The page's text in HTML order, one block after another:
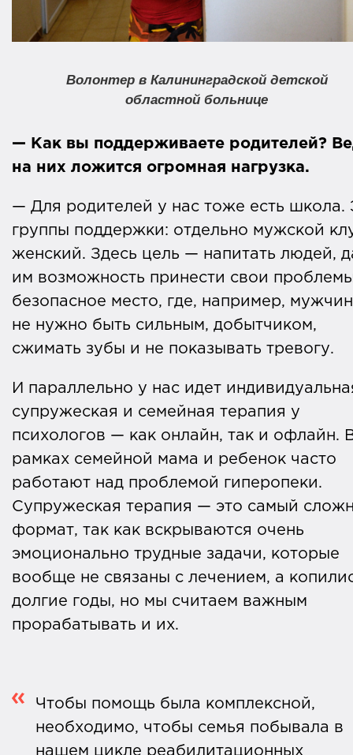
Волонтер в Калининградской детской
областнойбольнице
— Как вы поддерживаете родителей?
на них ложится огромная нагрузка.
— Для родителей у нас тоже есть школа.
группы поддержки: отдельно мужской
женский. Здесь цель — напитать людей,
им возможность принести свои
безопасное место, где, например,
не нужно быть сильным, добытчиком,
сжимать зубы и не показывать тревогу.
И параллельно у нас идет
супружеская и семейная терапия у
психологов — как онлайн, так и офлайн.
рамках семейной мама и ребенок часто
работают над проблемой гиперопеки.
Супружеская терапия — это самый
формат, так как вскрываются очень
эмоционально трудные задачи, которые
вообще не связаны с лечением, а
долгие годы, но мы считаем важным
прорабатывать и их.
Чтобы помощь была комплексной,
необходимо, чтобы семья побывала в
нашем цикле реабилитационных